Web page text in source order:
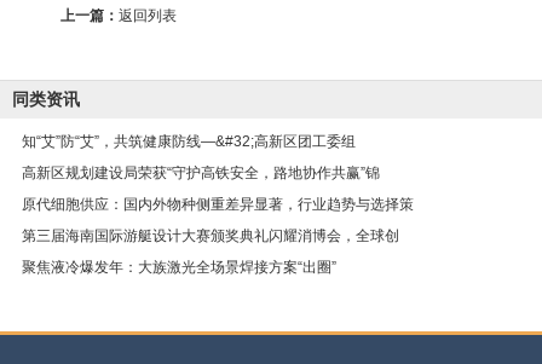
上一篇： 返回列表
同类资讯
知“艾”防“艾”，共筑健康防线—&#32;高新区团工委组
高新区规划建设局荣获“守护高铁安全，路地协作共赢”锦
原代细胞供应：国内外物种侧重差异显著，行业趋势与选择策
第三届海南国际游艇设计大赛颁奖典礼闪耀消博会，全球创
聚焦液冷爆发年：大族激光全场景焊接方案“出圈”